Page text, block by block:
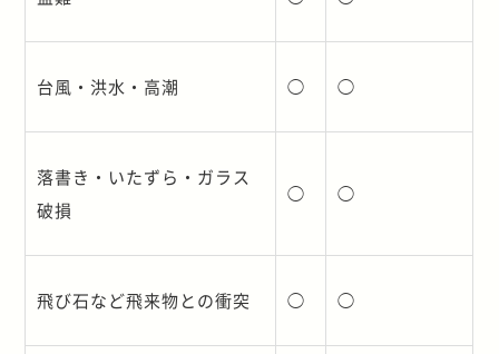
台風・洪水・高潮 ◯ ◯
落書き・いたずら・ガラス
破損
◯ ◯
飛び石など飛来物との衝突 ◯ ◯